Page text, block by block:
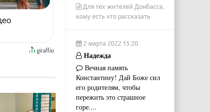
Для тех жителей Донбасса,
кому есть что рассказать
2 марта 2022 15:20
Надежда
Вечная память
Константину! Дай Боже сил
его родителям, чтобы
пережить это страшное
горе....